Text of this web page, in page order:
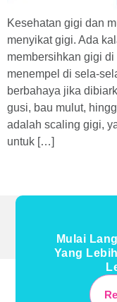
Kesehatan gigi dan
menyikat gigi. Ada
membersihkan gigi
menempel di sela-
berbahaya jika
gusi, bau mulut,
adalah scaling gigi,
untuk […]
Mulai
Yang